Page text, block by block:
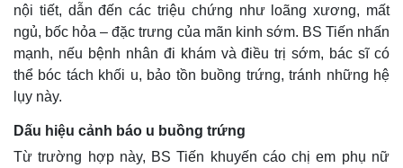
Tỷ giá
Chứng khoán
Giá cà phê
nội tiết, dẫn đến các triệu chứng như loãng xương, mất
ngủ, bốc hỏa – đặc trưng của mãn kinh sớm. BS Tiến nhấn
mạnh, nếu bệnh nhân đi khám và điều trị sớm, bác sĩ có
thể bóc tách khối u, bảo tồn buồng trứng, tránh những hệ
lụy này.
Dấu hiệu cảnh báo u buồng trứng
Từ trường hợp này, BS Tiến khuyến cáo chị em phụ nữ